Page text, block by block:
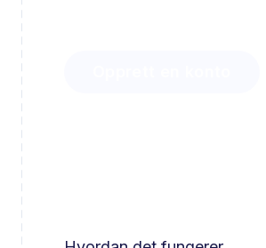
og hvor enkelt du kan